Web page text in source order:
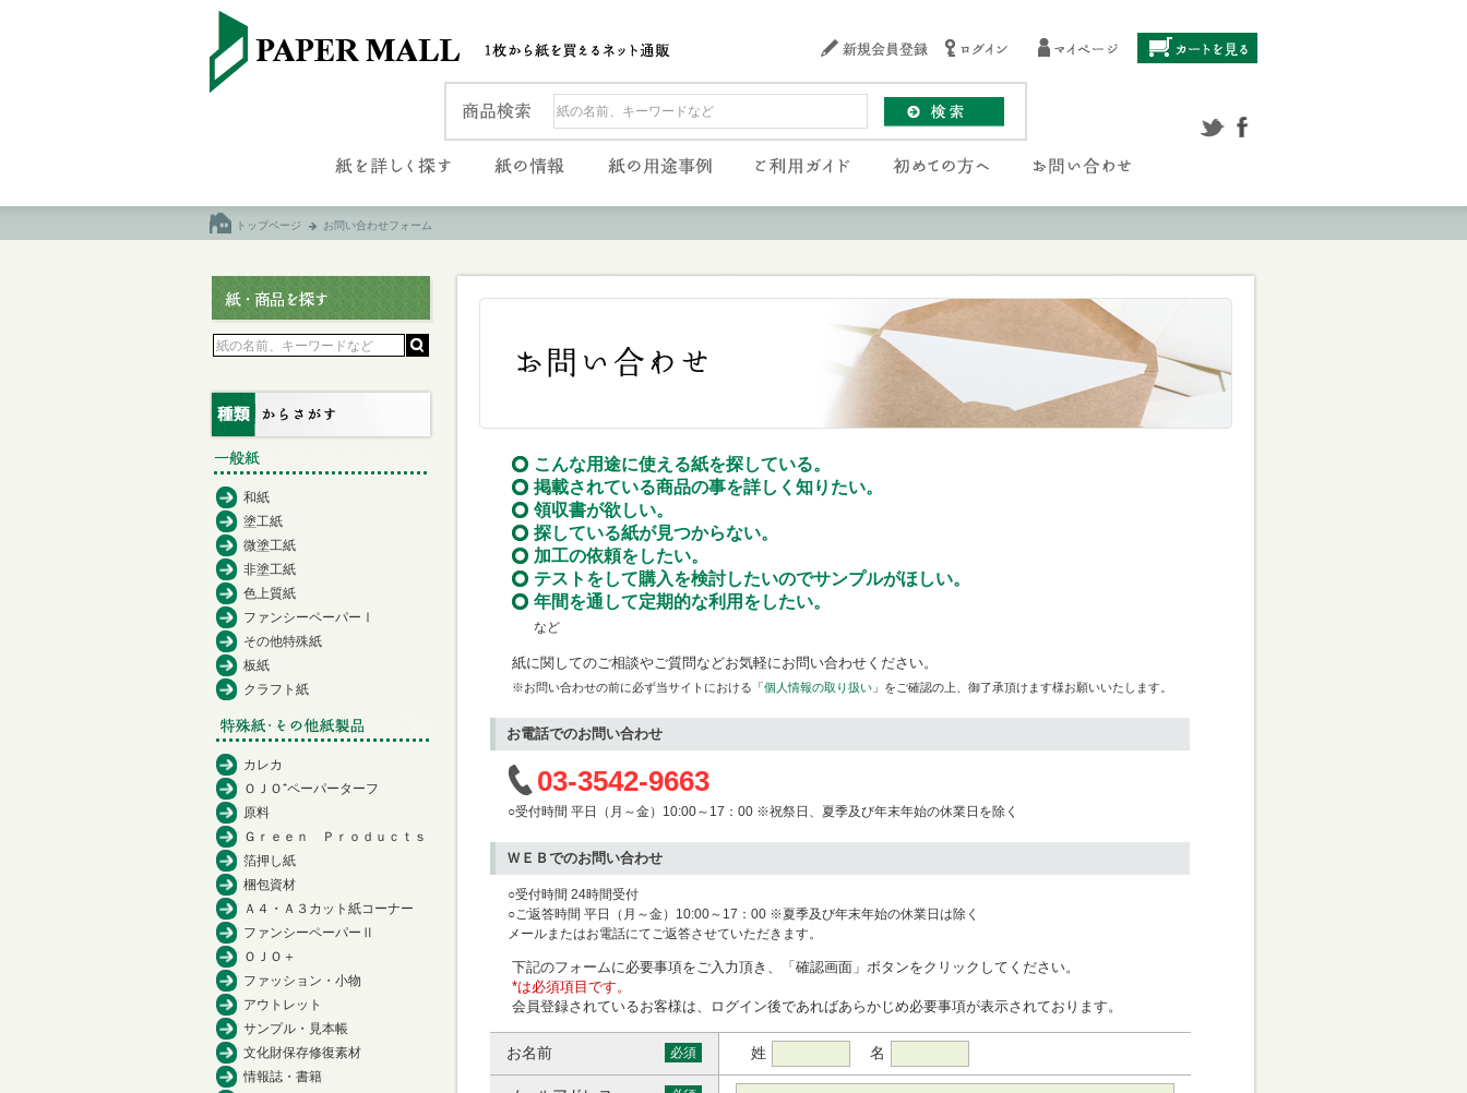
トップページ お問い合わせフォーム
こんな用途に使える紙を探している。
掲載されている商品の事を詳しく知りたい。
領収書が欲しい。
探している紙が見つからない。
加工の依頼をしたい。
テストをして購入を検討したいのでサンプルがほしい。
年間を通して定期的な利用をしたい。
など
紙に関してのご相談やご質問などお気軽にお問い合わせください。
※お問い合わせの前に必ず当サイトにおける「個人情報の取り扱い 」をご確認の上、御了承頂けます様お願いいたします。
お電話でのお問い合わせ
03-3542-9663
○受付時間 平日（月～金）10:00～17：00 ※祝祭日、夏季及び年末年始の休業日を除く
ＷＥＢでのお問い合わせ
○受付時間 24時間受付
○ご返答時間 平日（月～金）10:00～17：00 ※夏季及び年末年始の休業日は除く
メールまたはお電話にてご返答させていただきます。
下記のフォームに必要事項をご入力頂き、「確認画面」ボタンをクリックしてください。
*は必須項目です。
会員登録されているお客様は、ログイン後であればあらかじめ必要事項が表示されております。
お名前 必須 姓 名
和紙
塗工紙
微塗工紙
非塗工紙
色上質紙
ファンシーペーパーⅠ
その他特殊紙
板紙
クラフト紙
カレカ
ＯＪＯ⁺ペーパーターフ
原料
Ｇｒｅｅｎ Ｐｒｏｄｕｃｔｓ
箔押し紙
梱包資材
Ａ４・Ａ３カット紙コーナー
ファンシーペーパーⅡ
ＯＪＯ＋
ファッション・小物
アウトレット
サンプル・見本帳
文化財保存修復素材
情報誌・書籍